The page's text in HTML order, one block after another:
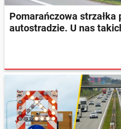
Pomarańczowa
autostradzie. U nas